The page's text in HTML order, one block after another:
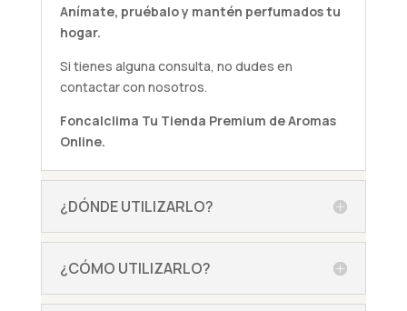
Anímate, pruébaloy mantén perfumados tu
hogar.
Si tienes alguna consulta, no dudes en
contactar con nosotros.
Foncalclima Tu Tienda Premium de Aromas
Online.
¿DÓNDE UTILIZARLO?
¿CÓMO UTILIZARLO?